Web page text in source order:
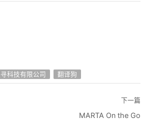
科技有限公司 翻译狗
下一篇
MARTA On the Go